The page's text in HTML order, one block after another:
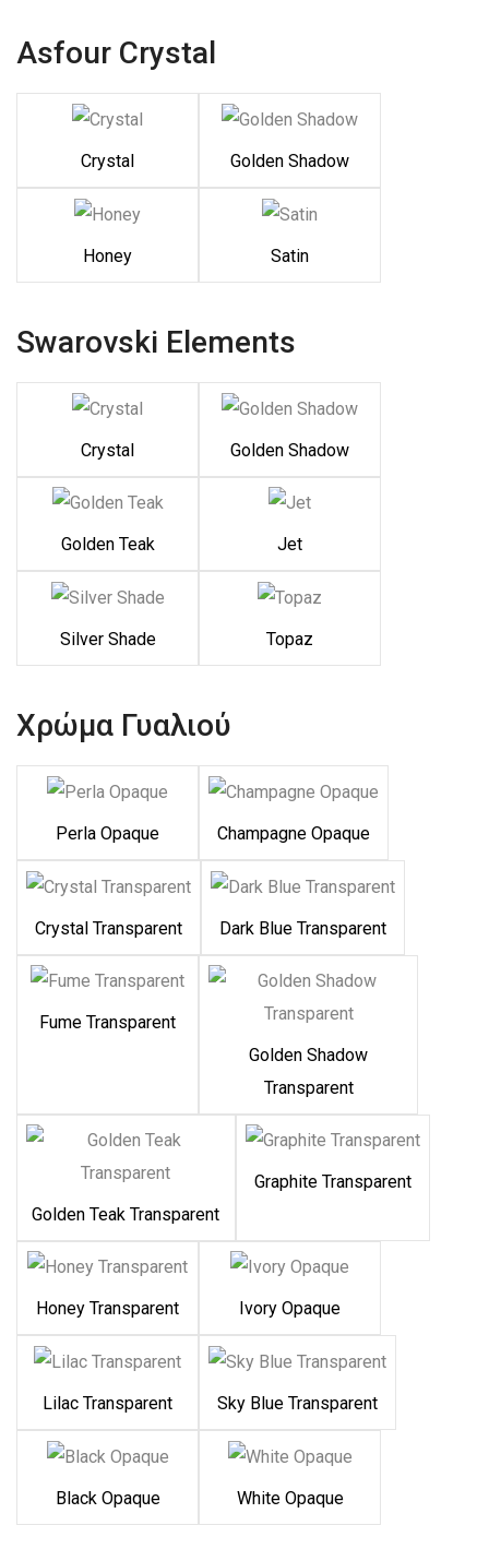
Asfour Crystal
Crystal Golden Shadow
Honey Satin
Swarovski Elements
Crystal Golden Shadow
Golden Teak Jet
Silver Shade Topaz
Χρώμα Γυαλιού
Perla Opaque Champagne Opaque
Crystal Transparent Dark Blue Transparent
Fume Transparent
Golden Shadow
Transparent
Golden Teak Transparent
Graphite Transparent
Honey Transparent Ivory Opaque
Lilac Transparent Sky Blue Transparent
Black Opaque White Opaque